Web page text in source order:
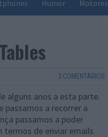
Humor Motores
3 COMENTÁRIOS
alguns anos a esta parte.
passamos a recorrer a
passamos a poder
de enviar emails